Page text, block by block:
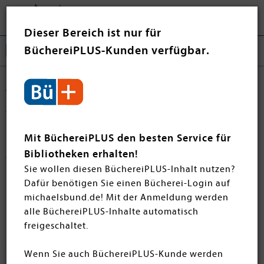
Dieser Bereich ist nur für
BüchereiPLUS-Kunden verfügbar.
Mit BüchereiPLUS den besten Service für
Bibliotheken erhalten!
Sie wollen diesen BüchereiPLUS-Inhalt nutzen?
Dafür benötigen Sie einen Bücherei-Login auf
michaelsbund.de! Mit der Anmeldung werden
alle BüchereiPLUS-Inhalte automatisch
freigeschaltet.
Wenn Sie auch BüchereiPLUS-Kunde werden
Jugendbücher Frühjahr 2024
Wir haben Ihnen ein Bestellformular für eine einfache
hinterlegt. Preisänderungen, die inzwischen in Kraft
getreten sind, müssen von uns berücksichtigt werden.
DasPDF-Bestellformularfinden Siehier.
Filtern